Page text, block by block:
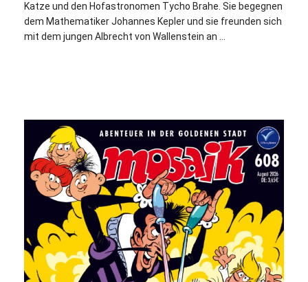
Katze und den Hofastronomen Tycho Brahe. Sie begegnen
dem Mathematiker Johannes Kepler und sie freunden sich
mit dem jungen Albrecht von Wallenstein an …